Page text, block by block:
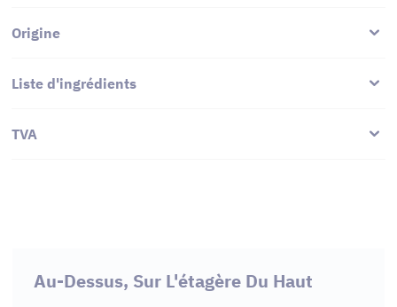
Origine
Liste d'ingrédients
TVA
Au-Dessus, Sur L'étagère Du Haut